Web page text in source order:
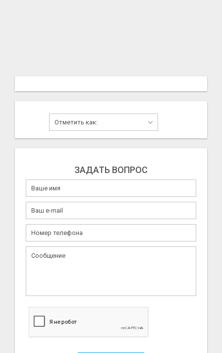
ЗАДАТЬ ВОПРОС